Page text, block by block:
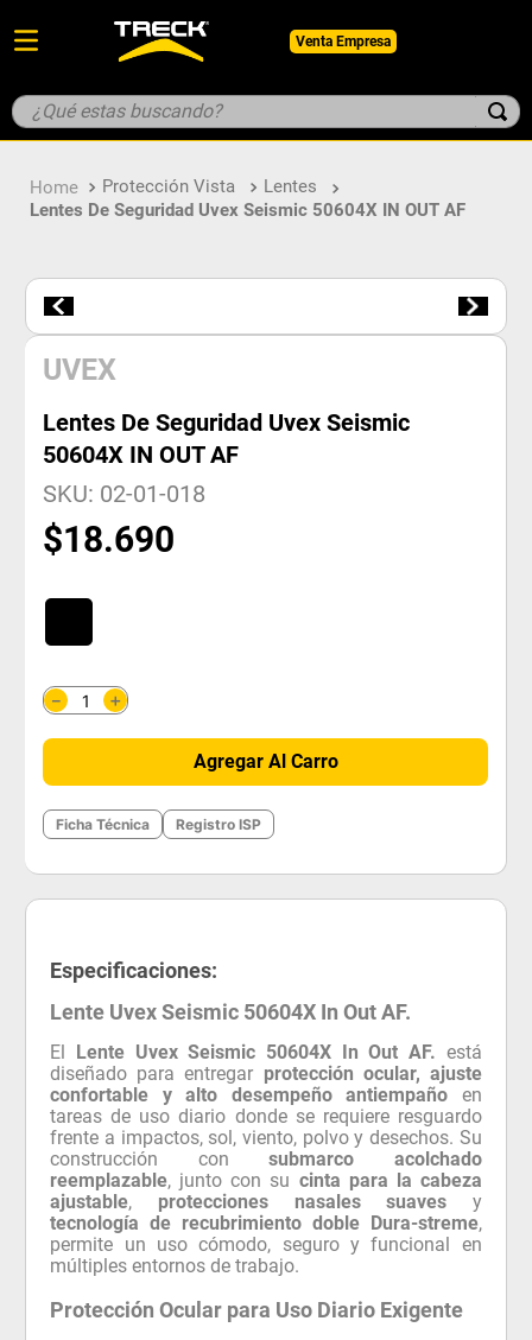
Venta Empresa
¿Qué estas buscando?
Protección Vista
Lentes
Lentes De Seguridad Uvex Seismic 50604X IN OUT AF
UVEX
Lentes De Seguridad Uvex Seismic
50604X IN OUT AF
SKU: 02-01-018
$18.690
＋
－
Agregar Al Carro
Ficha Técnica Registro ISP
Especificaciones:
Lente Uvex Seismic 50604X In Out AF.
El Lente Uvex Seismic 50604X In Out AF. está
diseñado para entregar protección ocular, ajuste
confortable y alto desempeño antiempaño en
tareas de uso diario donde se requiere resguardo
frente a impactos, sol, viento, polvo y desechos. Su
construcción consubmarco acolchado
reemplazable, junto con su cinta para la cabeza
ajustable, protecciones nasales suaves y
tecnología de recubrimiento doble Dura-streme,
permite un uso cómodo, seguro y funcional en
múltiples entornos de trabajo.
Protección Ocular para Uso Diario Exigente
1. botin